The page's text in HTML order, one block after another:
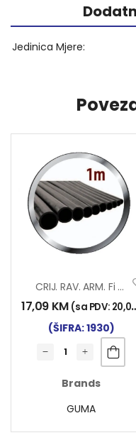
Jedinica Mjere
CRIJ. RAV. ARM. Fi 35×1000
17,09 KM (sa PDV: 20,00
(ŠIFRA: 1930)
Brands
GUMA